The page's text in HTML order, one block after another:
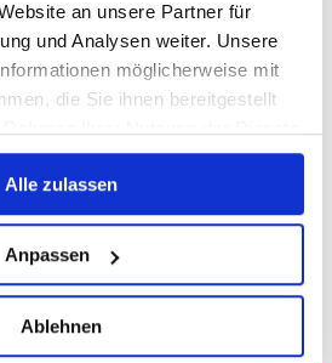
an unsere Partner für
und Analysen weiter. Unsere
möglicherweise mit
die Sie ihnen bereitgestellt
Alle zulassen
Anpassen
Ablehnen